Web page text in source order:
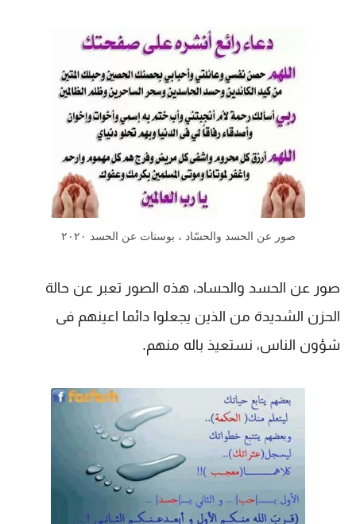
صور عن الحسد والحسّاد ، بوستات عن الحسد ٢٠٢٠
صور عن الحسد والحساد، هذه الصور تعبر عن حالة
الحزن الشديدة من الذين يجعلوا دائما اعينهم فى
شؤون الناس، نستعيذ باله منهم.